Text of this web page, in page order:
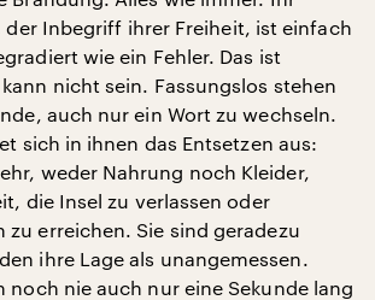
der Inbegriff ihrer Freiheit, ist einfach
wie ein Fehler. Das ist
nicht sein. Fassungslos stehen
auch nur ein Wort zu wechseln.
sich in ihnen das Entsetzen aus:
weder Nahrung noch Kleider,
die Insel zu verlassen oder
zu erreichen. Sie sind geradezu
ihre Lage als unangemessen.
noch nie auch nur eine Sekunde lang